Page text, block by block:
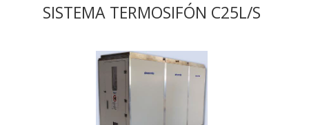
SISTEMA TERMOSIFÓN C25L/S